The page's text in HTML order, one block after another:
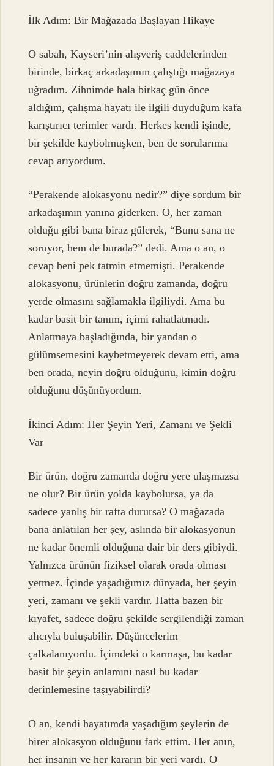
İlk Adım: Bir Mağazada Başlayan Hikaye
O sabah, Kayseri’nin alışveriş caddelerinden
birinde, birkaç arkadaşımın çalıştığı mağazaya
uğradım. Zihnimde hala birkaç gün önce
aldığım, çalışma hayatı ile ilgili duyduğum kafa
karıştırıcı terimler vardı. Herkes kendi işinde,
bir şekilde kaybolmuşken, ben de sorularıma
cevap arıyordum.
“Perakende alokasyonu nedir?” diye sordum bir
arkadaşımın yanına giderken. O, her zaman
olduğu gibi bana biraz gülerek, “Bunu sana ne
soruyor, hem de burada?” dedi. Ama o an, o
cevap beni pek tatmin etmemişti. Perakende
alokasyonu, ürünlerin doğru zamanda, doğru
yerde olmasını sağlamakla ilgiliydi. Ama bu
kadar basit bir tanım, içimi rahatlatmadı.
Anlatmaya başladığında, bir yandan o
gülümsemesini kaybetmeyerek devam etti, ama
ben orada, neyin doğru olduğunu, kimin doğru
olduğunu düşünüyordum.
İkinci Adım: Her Şeyin Yeri, Zamanı ve Şekli
Var
Bir ürün, doğru zamanda doğru yere ulaşmazsa
ne olur? Bir ürün yolda kaybolursa, ya da
sadece yanlış bir rafta durursa? O mağazada
bana anlatılan her şey, aslında bir alokasyonun
ne kadar önemli olduğuna dair bir ders gibiydi.
Yalnızca ürünün fiziksel olarak orada olması
yetmez. İçinde yaşadığımız dünyada, her şeyin
yeri, zamanı ve şekli vardır. Hatta bazen bir
kıyafet, sadece doğru şekilde sergilendiği zaman
alıcıyla buluşabilir. Düşüncelerim
çalkalanıyordu. İçimdeki o karmaşa, bu kadar
basit bir şeyin anlamını nasıl bu kadar
derinlemesine taşıyabilirdi?
O an, kendi hayatımda yaşadığım şeylerin de
birer alokasyon olduğunu fark ettim. Her anın,
her insanın ve her kararın bir yeri vardı. O